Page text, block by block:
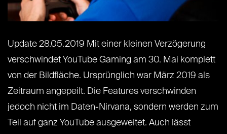
Update 28.05.2019 Mit einer kleinen Verzögerung
verschwindet YouTube Gaming am 30. Mai komplett
von der Bildfläche. Ursprünglich war März 2019 als
Zeitraum angepeilt. Die Features verschwinden
jedoch nicht im Daten-Nirvana, sondern werden zum
Teil auf ganz YouTube ausgeweitet. Auch lässt